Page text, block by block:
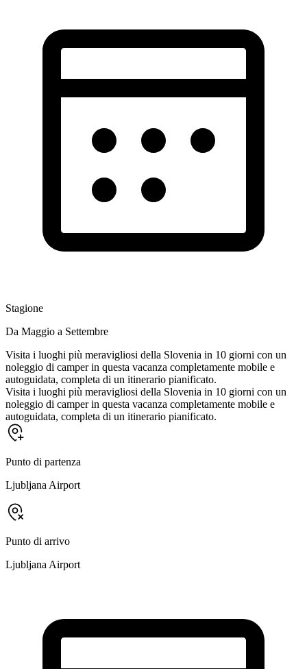
Stagione
Da Maggio a Settembre
Visita i luoghi più meravigliosi della Slovenia in 10 giorni con un
noleggio di camper in questa vacanza completamente mobile e
autoguidata, completa di un itinerario pianificato.
Visita i luoghi più meravigliosi della Slovenia in 10 giorni con un
noleggio di camper in questa vacanza completamente mobile e
autoguidata, completa di un itinerario pianificato.
Punto di partenza
Ljubljana Airport
Punto di arrivo
Ljubljana Airport